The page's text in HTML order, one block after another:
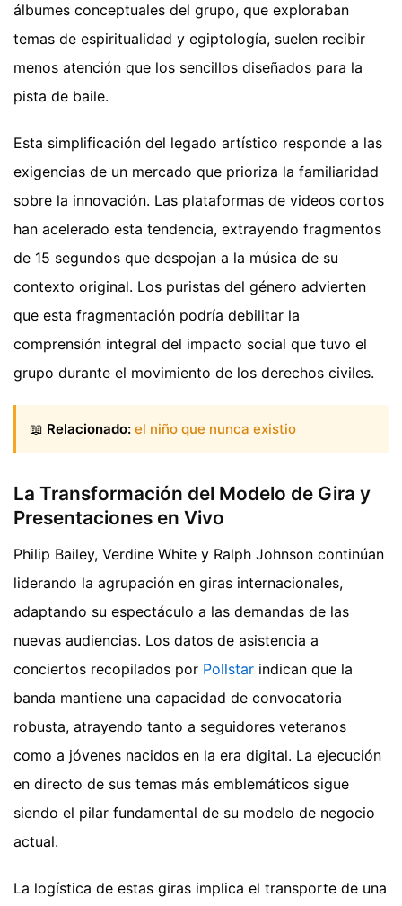
álbumes conceptuales del grupo, que exploraban
temas de espiritualidad y egiptología, suelen recibir
menos atención que los sencillos diseñados para la
pista de baile.
Esta simplificación del legado artístico responde a las
exigencias de un mercado que prioriza la familiaridad
sobre la innovación. Las plataformas de videos cortos
han acelerado esta tendencia, extrayendo fragmentos
de 15 segundos que despojan a la música de su
contexto original. Los puristas del género advierten
que esta fragmentación podría debilitar la
comprensión integral del impacto social que tuvo el
grupo durante el movimiento de los derechos civiles.
📖 Relacionado: el niño que nunca existio
La Transformación del Modelo de Gira y
Presentaciones en Vivo
Philip Bailey, Verdine White y Ralph Johnson continúan
liderando la agrupación en giras internacionales,
adaptando su espectáculo a las demandas de las
nuevas audiencias. Los datos de asistencia a
conciertos recopilados por Pollstar indican que la
banda mantiene una capacidad de convocatoria
robusta, atrayendo tanto a seguidores veteranos
como a jóvenes nacidos en la era digital. La ejecución
en directo de sus temas más emblemáticos sigue
siendo el pilar fundamental de su modelo de negocio
actual.
La logística de estas giras implica el transporte de una